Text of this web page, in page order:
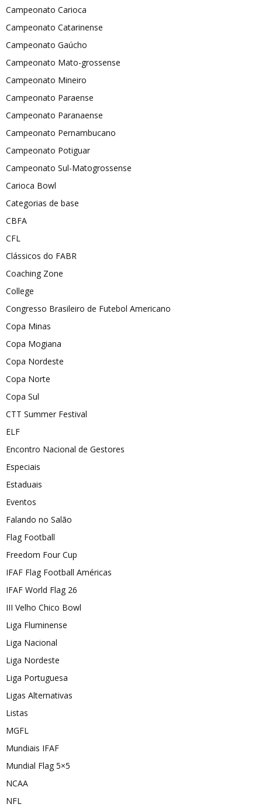
Campeonato Carioca
Campeonato Catarinense
Campeonato Gaúcho
Campeonato Mato-grossense
Campeonato Mineiro
Campeonato Paraense
Campeonato Paranaense
Campeonato Pernambucano
Campeonato Potiguar
Campeonato Sul-Matogrossense
Carioca Bowl
Categorias de base
CBFA
CFL
Clássicos do FABR
Coaching Zone
College
Congresso Brasileiro de Futebol Americano
Copa Minas
Copa Mogiana
Copa Nordeste
Copa Norte
Copa Sul
CTT Summer Festival
ELF
Encontro Nacional de Gestores
Especiais
Estaduais
Eventos
Falando no Salão
Flag Football
Freedom Four Cup
IFAF Flag Football Américas
IFAF World Flag 26
III Velho Chico Bowl
Liga Fluminense
Liga Nacional
Liga Nordeste
Liga Portuguesa
Ligas Alternativas
Listas
MGFL
Mundiais IFAF
Mundial Flag 5×5
NCAA
NFL